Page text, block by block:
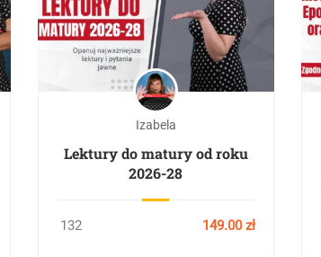
Izabela
Lektury do matury od roku
2026-28
132 149.00 zł